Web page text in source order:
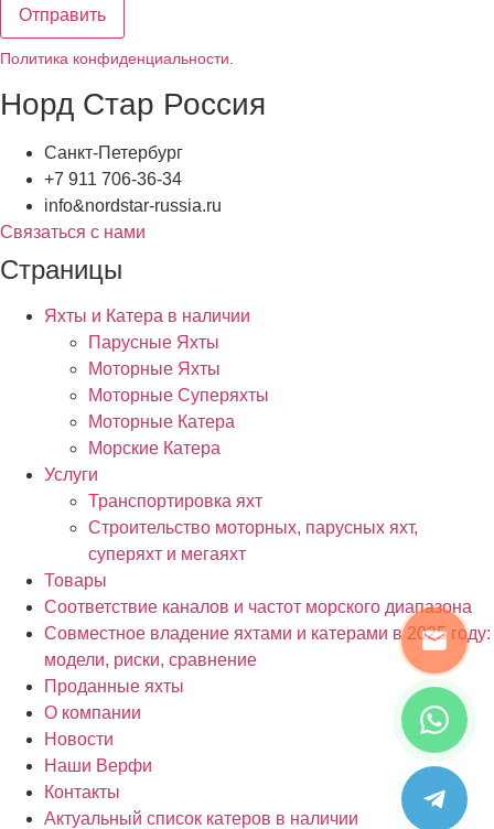
Отправить
Политика конфиденциальности.
Норд Стар Россия
Санкт-Петербург
+7 911 706-36-34
info&nordstar-russia.ru
Связаться с нами
Страницы
Яхты и Катера в наличии
Парусные Яхты
Моторные Яхты
Моторные Суперяхты
Моторные Катера
Морские Катера
Услуги
Транспортировка яхт
Строительство моторных, парусных яхт,
суперяхт и мегаяхт
Товары
Соответствие каналов и частот морского диапазона
Совместное владение яхтами и катерами в 2025 году:
модели, риски, сравнение
Проданные яхты
О компании
Новости
Наши Верфи
Контакты
Актуальный список катеров в наличии